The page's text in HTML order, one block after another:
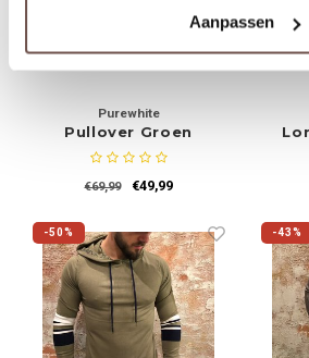
Aanpassen
Purewhite
Pullover Groen
€69,99 €49,99
-50% -43%